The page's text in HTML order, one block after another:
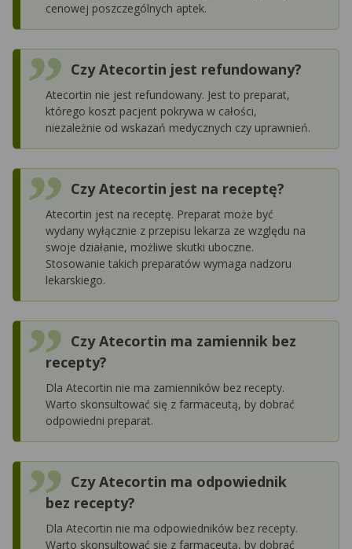
cenowej poszczególnych aptek.
Czy Atecortin jest refundowany?
Atecortin nie jest refundowany. Jest to preparat,
którego koszt pacjent pokrywa w całości,
niezależnie od wskazań medycznych czy uprawnień.
Czy Atecortin jest na receptę?
Atecortin jest na receptę. Preparat może być
wydany wyłącznie z przepisu lekarza ze względu na
swoje działanie, możliwe skutki uboczne.
Stosowanie takich preparatów wymaga nadzoru
lekarskiego.
Czy Atecortin ma zamiennik bez
recepty?
Dla Atecortin nie ma zamienników bez recepty.
Warto skonsultować się z farmaceutą, by dobrać
odpowiedni preparat.
Czy Atecortin ma odpowiednik
bez recepty?
Dla Atecortin nie ma odpowiedników bez recepty.
Warto skonsultować się z farmaceutą, by dobrać